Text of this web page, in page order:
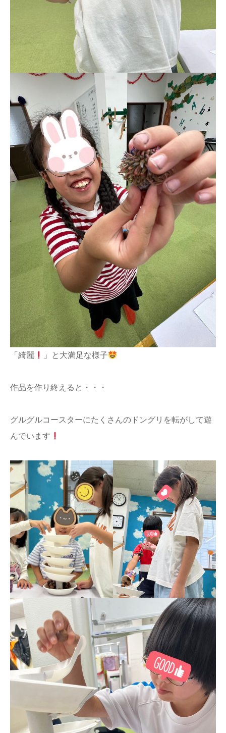
「綺麗 」と大満足な様子
作品を作り終えると・・・
グルグルコースターにたくさんのドングリを転がして遊
んでいます